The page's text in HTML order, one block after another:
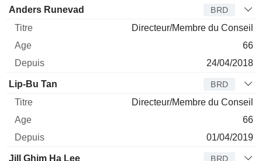
Anders Runevad BRD
Directeur/Membre du Conseil
66
24/04/2018
Lip-Bu Tan BRD
Directeur/Membre du Conseil
66
01/04/2019
Jill Ghim Ha Lee BRD